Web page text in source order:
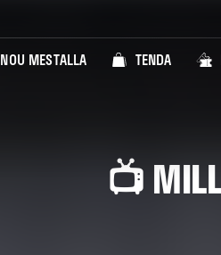
NOU MESTALLA TENDA
📺